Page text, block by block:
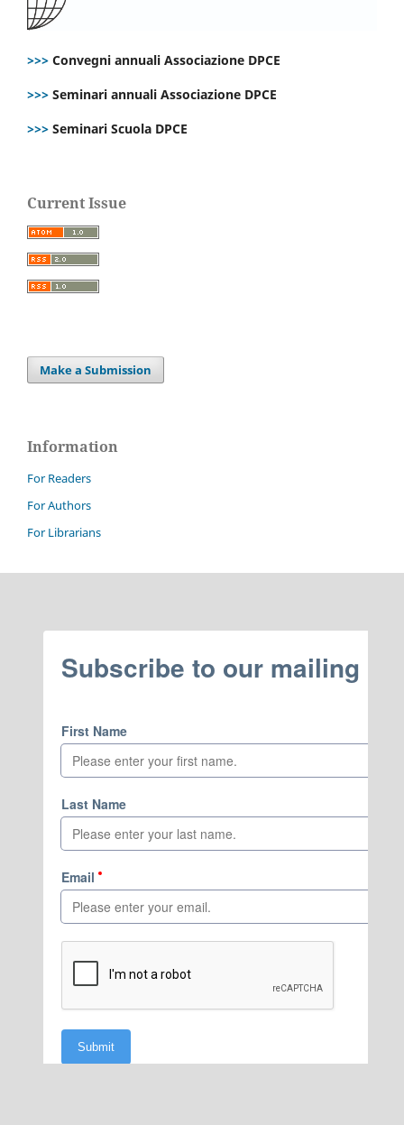
>>> Convegni annuali Associazione DPCE
>>> Seminari annuali Associazione DPCE
>>> Seminari Scuola DPCE
Current Issue
Make a Submission
Information
For Readers
For Authors
For Librarians